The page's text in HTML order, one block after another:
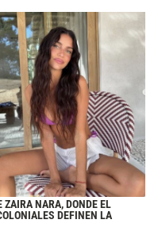
ZAIRA NARA, DONDE EL
DEFINEN LA